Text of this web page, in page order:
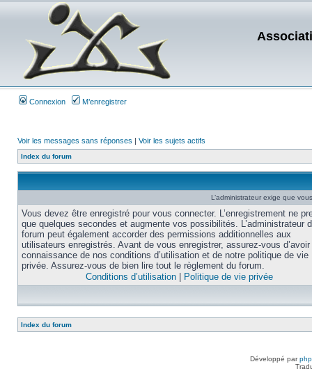
Connexion M’enregistrer
Voir les messages sans réponses | Voir les sujets actifs
Index du forum
L’administrateur exige que
Vous devez être enregistré pour vous connecter. L’enregistrement ne
que quelques secondes et augmente vos possibilités. L’administrateur
forum peut également accorder des permissions additionnelles aux
utilisateurs enregistrés. Avant de vous enregistrer, assurez-vous
connaissance de nos conditions d’utilisation et de notre politique de vie
privée. Assurez-vous de bien lire tout le règlement du forum.
Conditions d’utilisation
Politique de vie privée
Index du forum
Développé par